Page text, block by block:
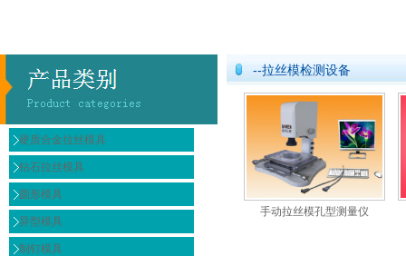
硬质合金拉丝模具
钻石拉丝模具
圆形模具
异型模具
制钉模具
--拉丝模检测设备
手动拉丝模孔型测量仪